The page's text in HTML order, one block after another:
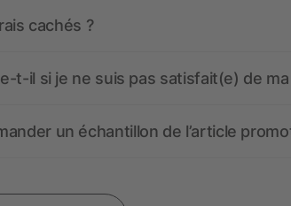
cachés ?
t-il si je ne suis pas satisfait(e) de
un échantillon de l’article